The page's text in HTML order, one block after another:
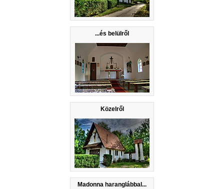
...és belülről
Közelről
Madonna haranglábbal...